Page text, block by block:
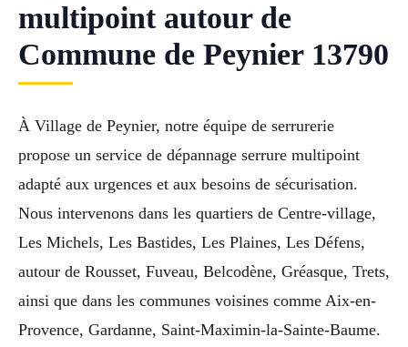
multipoint autour de
Commune de Peynier 13790
À Village de Peynier, notre équipe de serrurerie
propose un service de dépannage serrure multipoint
adapté aux urgences et aux besoins de sécurisation.
Nous intervenons dans les quartiers de Centre-village,
Les Michels, Les Bastides, Les Plaines, Les Défens,
autour de Rousset, Fuveau, Belcodène, Gréasque, Trets,
ainsi que dans les communes voisines comme Aix-en-
Provence, Gardanne, Saint-Maximin-la-Sainte-Baume.